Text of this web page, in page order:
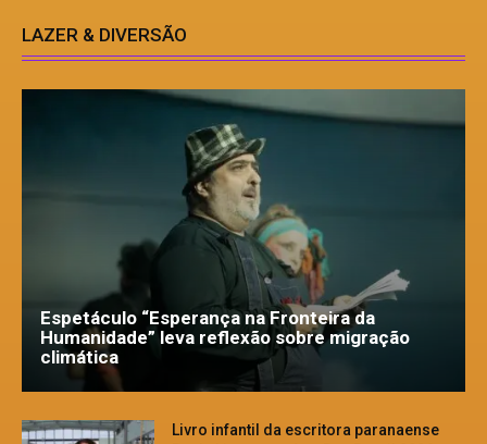
LAZER & DIVERSÃO
Espetáculo “Esperança na Fronteira da
Humanidade” leva reflexão sobre migração
climática
Livro infantil da escritora paranaense